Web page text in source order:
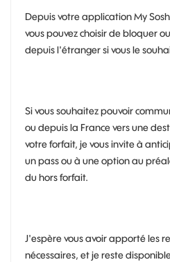
Depuis votre application My
vous pouvez choisir de bloquer
depuis l'étranger si vous le
Si vous souhaitez pouvoir
ou depuis la France vers une
votre forfait, je vous invite à
un pass ou à une option au
du hors forfait.
J'espère vous avoir apporté les
nécessaires, et je reste